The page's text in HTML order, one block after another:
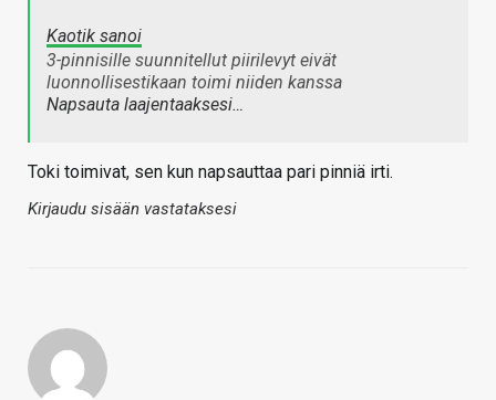
Kaotik sanoi
3-pinnisille suunnitellut piirilevyt eivät
luonnollisestikaan toimi niiden kanssa
Napsauta laajentaaksesi…
Toki toimivat, sen kun napsauttaa pari pinniä irti.
Kirjaudu sisään vastataksesi